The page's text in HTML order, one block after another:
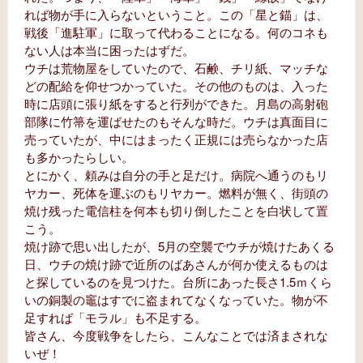
れば物が手に入らないということ。この「星と錨」は、
戦後「進駐軍」に取って代わることになる。何のコネも
ない人は本当に困ったはずだ。
ウチは荒物屋をしていたので、石鹸、チリ紙、マッチな
どの配給を仰せつかっていた。その他のものは、入った
時に店頭に張り紙をすると行列ができた。月島の高射砲
部隊に竹箒を運ばせたのもそんな時だ。ウチは真面目に
売っていたが、中にはまったく正規には売らなかった店
も多かったらしい。
とにかく、頼みは自分の手と足だけ。病院へ通うのもリ
ヤカー、死体を運ぶのもリヤカー。燃料が無く、街頭の
焼け残った電信柱を何本も切り倒したことを白状して置
こう。
焼け跡で思い出したが、5月の空襲でウチが焼けたあくる
日、ウチの焼け跡で近所のばあさんが何か使えるものは
と探しているのを見つけた。台所にあった長さ1.5ｍくら
いの銅製の竈はすでに盗まれてなくなっていた。物が不
足すれば「モラル」も不足する。
皆さん、今度戦争をしたら、こんなことでは済まされな
いぜ！